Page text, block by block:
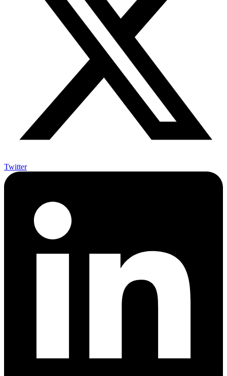
Twitter